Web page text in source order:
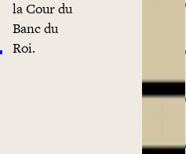
la Cour du
Banc du
Roi.